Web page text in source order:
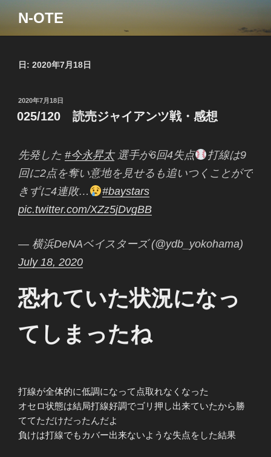
テ
N-OTE
日: 2020年7月18日
投
稿
日:
2020年7月18日
025/120 読売ジャイアンツ戦・感想
先発した #今永昇太選手が6回4失点
打線は9
回に2点を奪い意地を見せるも追いつくことがで
きずに4連敗…
#baystars
pic.twitter.com/XZz5jDvgBB
— 横浜DeNAベイスターズ (@ydb_yokohama)
July 18, 2020
恐れていた状況になっ
てしまったね
打線が全体的に低調になって点取れなくなった
オセロ状態は結局打線好調でゴリ押し出来ていたから勝
ててただけだったんだよ
負けは打線でもカバー出来ないような失点をした結果